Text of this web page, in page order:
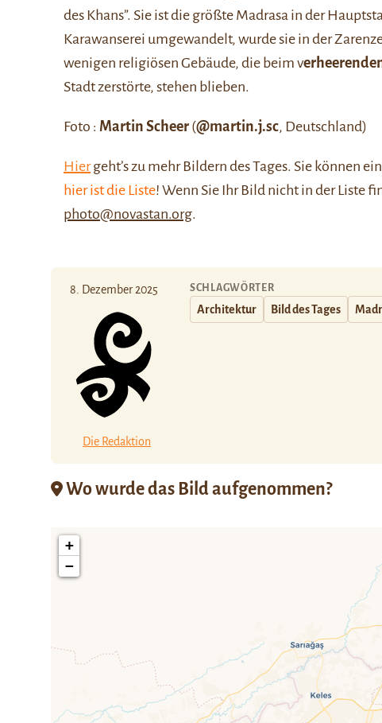
des Khans”. Sie ist die größte Madrasa in der
Karawanserei umgewandelt, wurde sie in der
wenigen religiösen Gebäude, die beim v
Stadt zerstörte, stehen blieben.
Foto : Martin Scheer (@martin.j.sc, Deutschland)
Hiergeht’s zu mehr Bildern des Tages. Sie können
hier ist die Liste! Wenn Sie Ihr Bild nicht in der Liste
photo@novastan.org.
8. Dezember 2025
Die Redaktion
SCHLAGWÖRTER
Architektur Bild des Tages
Wo wurde das Bild aufgenommen?
+
−